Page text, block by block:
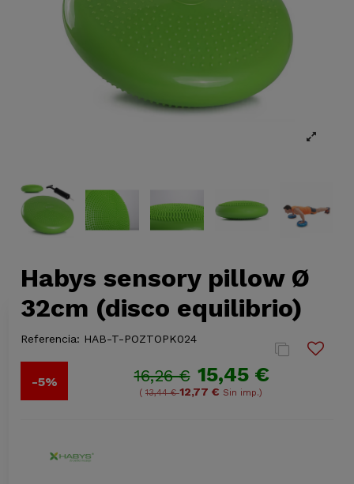
Habys sensory pillow Ø
32cm (disco equilibrio)
Referencia: HAB-T-POZTOPK024
-5% 16,26 € 15,45 €
( 13,44 €12,77 € Sin imp.)